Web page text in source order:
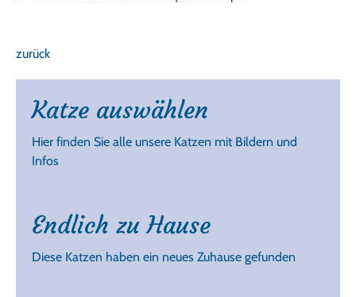
zurück
Katze auswählen
Hier finden Sie alle unsere Katzen mit Bildern und
Infos
Endlich zu Hause
Diese Katzen haben ein neues Zuhause gefunden